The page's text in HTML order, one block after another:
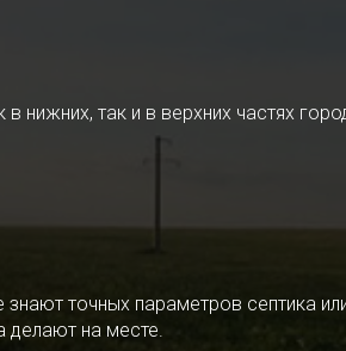
так и в верхних частях
точных параметров септика
делают на месте.